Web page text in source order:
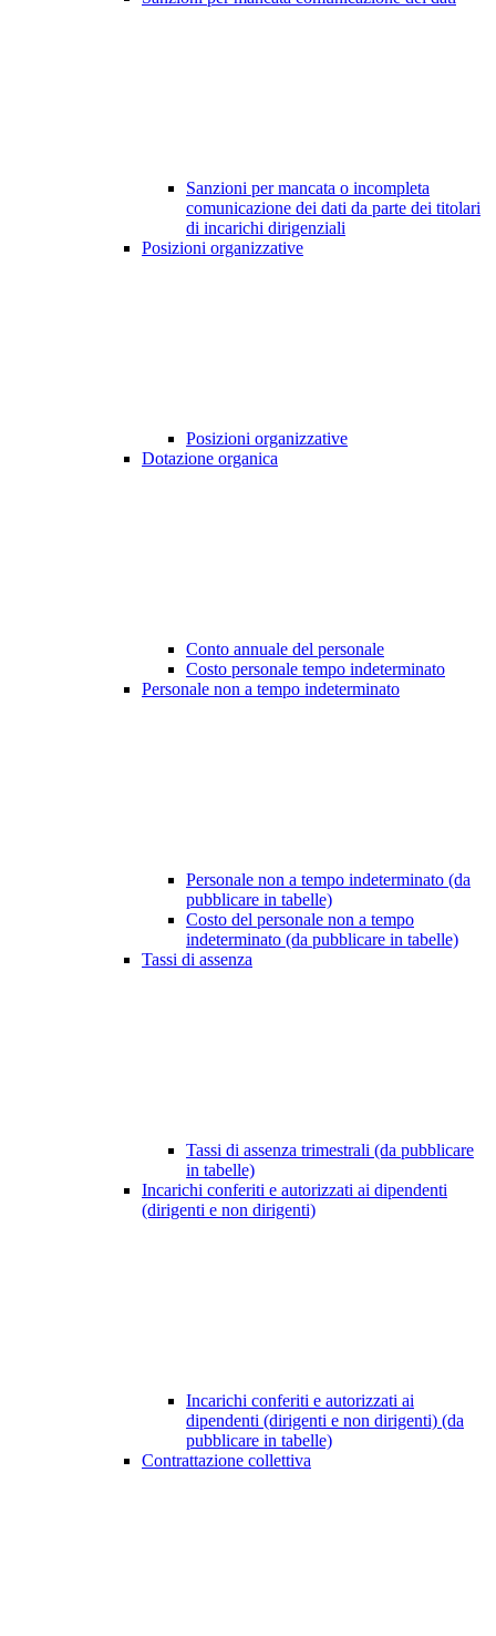
Sanzioni per mancata o incompleta
comunicazione dei dati da parte dei titolari
di incarichi dirigenziali
Posizioni organizzative
Posizioni organizzative
Dotazione organica
Conto annuale del personale
Costo personale tempo indeterminato
Personale non a tempo indeterminato
Personale non a tempo indeterminato (da
pubblicare in tabelle)
Costo del personale non a tempo
indeterminato (da pubblicare in tabelle)
Tassi di assenza
Tassi di assenza trimestrali (da pubblicare
in tabelle)
Incarichi conferiti e autorizzati ai dipendenti
(dirigenti e non dirigenti)
Incarichi conferiti e autorizzati ai
dipendenti (dirigenti e non dirigenti) (da
pubblicare in tabelle)
Contrattazione collettiva